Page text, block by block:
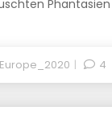
Phantasien
4